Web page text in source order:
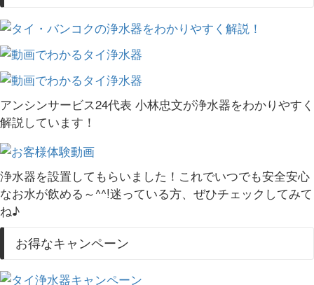
アンシンサービス24代表 小林忠文が浄水器をわかりやすく
解説しています！
浄水器を設置してもらいました！これでいつでも安全安心
なお水が飲める～^^!迷っている方、ぜひチェックしてみて
ね♪
お得なキャンペーン